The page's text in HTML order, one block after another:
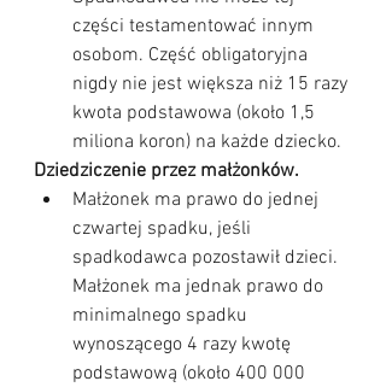
części testamentować innym
osobom. Część obligatoryjna
nigdy nie jest większa niż 15 razy
kwota podstawowa (około 1,5
miliona koron) na każde dziecko.
Dziedziczenie przez małżonków.
Małżonek ma prawo do jednej
czwartej spadku, jeśli
spadkodawca pozostawił dzieci.
Małżonek ma jednak prawo do
minimalnego spadku
wynoszącego 4 razy kwotę
podstawową (około 400 000